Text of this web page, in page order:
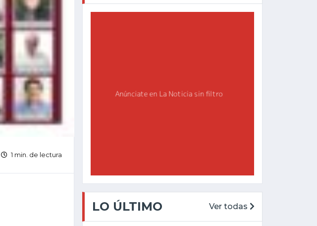
1 min. de lectura
LO ÚLTIMO Ver todas